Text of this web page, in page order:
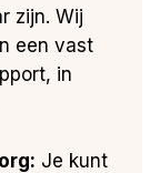
zijn. Wij
een vast
in
Je kunt